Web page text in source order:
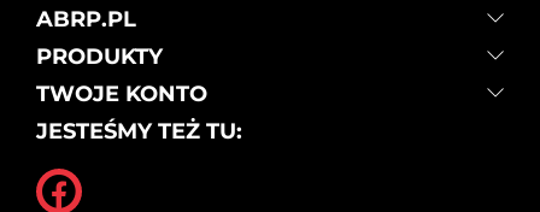
ABRP.PL
PRODUKTY
TWOJE KONTO
JESTEŚMY TEŻ TU: